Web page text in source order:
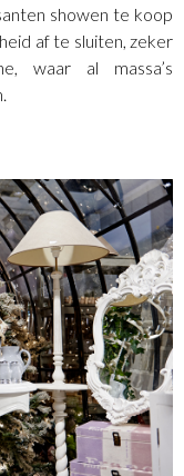
showen te koop
af te sluiten, zeker
waar al massa’s